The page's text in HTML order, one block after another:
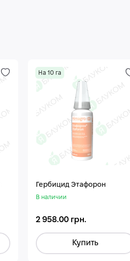
На 10 га
Гербицид Этафорон
В наличии
2 958.00 грн.
Купить